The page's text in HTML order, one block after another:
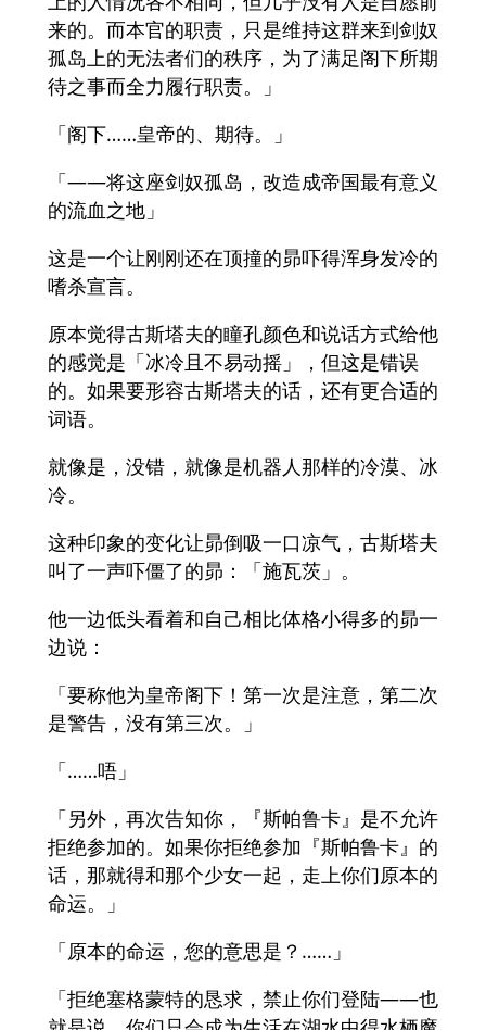
来的。而本官的职责，只是维持这群来到剑奴
孤岛上的无法者们的秩序，为了满足阁下所期
待之事而全力履行职责。」
「阁下……皇帝的、期待。」
「——将这座剑奴孤岛，改造成帝国最有意义
的流血之地」
这是一个让刚刚还在顶撞的昴吓得浑身发冷的
嗜杀宣言。
原本觉得古斯塔夫的瞳孔颜色和说话方式给他
的感觉是「冰冷且不易动摇」，但这是错误
的。如果要形容古斯塔夫的话，还有更合适的
词语。
就像是，没错，就像是机器人那样的冷漠、冰
冷。
这种印象的变化让昴倒吸一口凉气，古斯塔夫
叫了一声吓僵了的昴：「施瓦茨」。
他一边低头看着和自己相比体格小得多的昴一
边说：
「要称他为皇帝阁下！第一次是注意，第二次
是警告，没有第三次。」
「……唔」
「另外，再次告知你，『斯帕鲁卡』是不允许
拒绝参加的。如果你拒绝参加『斯帕鲁卡』的
话，那就得和那个少女一起，走上你们原本的
命运。」
「原本的命运，您的意思是？……」
「拒绝塞格蒙特的恳求，禁止你们登陆——也